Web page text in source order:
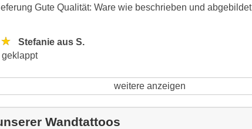
Gute Qualität: Ware wie beschrieben und abgebildet
Stefanie aus S.
weitere anzeigen
Wandtattoos